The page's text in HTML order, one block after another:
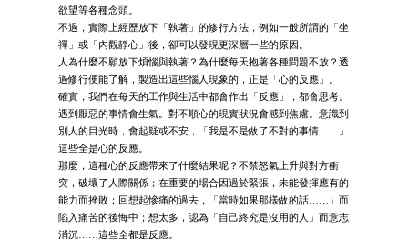
欲望等各種念頭。
不過，實際上經歷放下「執著」的修行方法，例如一般所謂的「坐
禪」或「內觀靜心」後，卻可以發現更深層一些的原因。
人為什麼不願放下煩惱與執著？為什麼每天抱著各種問題不放？透
過修行便能了解，製造出這些惱人現象的，正是「心的反應」。
確實，我們在每天的工作與生活中都會作出「反應」，都會思考。
遇到厭惡的事情會生氣。對不順心的現實狀況會感到焦慮。意識到
別人的目光時，會起疑或不安，「我是不是做了不對的事情……」
這些全是心的反應。
那麼，這種心的反應帶來了什麼結果呢？不禁怒氣上升與對方衝
突，破壞了人際關係；在重要的場合因過於緊張，未能發揮應有的
能力而挫敗；回想起慘痛的過去，「當時如果那樣做的話……」而
陷入痛苦的後悔中；想太多，認為「自己終究是沒用的人」而意志
消沉……這些全都是反應。